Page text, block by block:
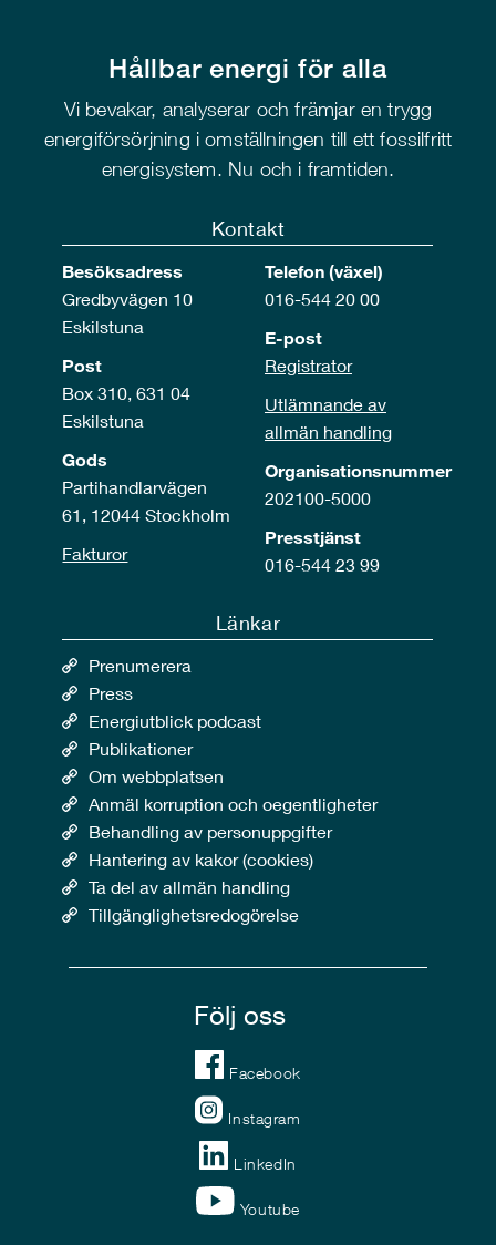
Hållbar energi för alla
Vi bevakar, analyserar och främjar en trygg
energiförsörjning i omställningen till ett fossilfritt
energisystem. Nu och i framtiden.
Kontakt
Besöksadress
Gredbyvägen 10
Eskilstuna
Post
Box 310, 631 04
Eskilstuna
Gods
Partihandlarvägen
61, 12044 Stockholm
Fakturor
Telefon (växel)
016-544 20 00
E-post
Registrator
Utlämnande av
allmän handling
Organisationsnummer
202100-5000
Presstjänst
016-544 23 99
Länkar
Prenumerera
Press
Energiutblick podcast
Publikationer
Om webbplatsen
Anmäl korruption och oegentligheter
Behandling av personuppgifter
Hantering av kakor (cookies)
Ta del av allmän handling
Tillgänglighetsredogörelse
Följ oss
Facebook
Instagram
LinkedIn
Youtube